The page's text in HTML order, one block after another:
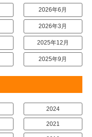
2026年6月
2026年3月
2025年12月
2025年9月
2024
2021